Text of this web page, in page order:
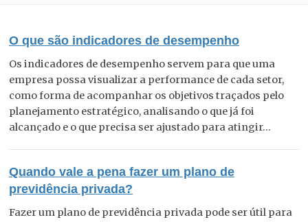
O que são indicadores de desempenho
Os indicadores de desempenho servem para que uma
empresa possa visualizar a performance de cada setor,
como forma de acompanhar os objetivos traçados pelo
planejamento estratégico, analisando o que já foi
alcançado e o que precisa ser ajustado para atingir...
Quando vale a pena fazer um plano de
previdência privada?
Fazer um plano de previdência privada pode ser útil para